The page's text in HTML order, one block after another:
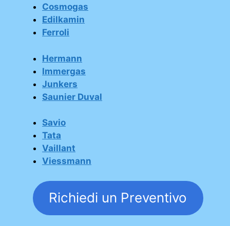
Cosmogas
Edilkamin
Ferroli
Hermann
Immergas
Junkers
Saunier Duval
Savio
Tata
Vaillant
Viessmann
Richiedi un Preventivo